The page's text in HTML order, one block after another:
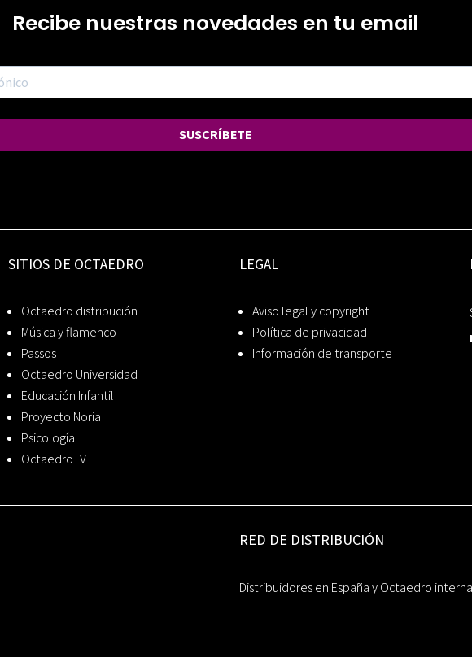
Recibe nuestras novedades en tu email
SUSCRÍBETE
SITIOS DE OCTAEDRO
Octaedro distribución
Música y flamenco
Passos
Octaedro Universidad
Educación Infantil
Proyecto Noria
Psicología
OctaedroTV
LEGAL
Aviso legal y copyright
Política de privacidad
Información de transporte
RED DE DISTRIBUCIÓN
Distribuidores en España y Octaedro